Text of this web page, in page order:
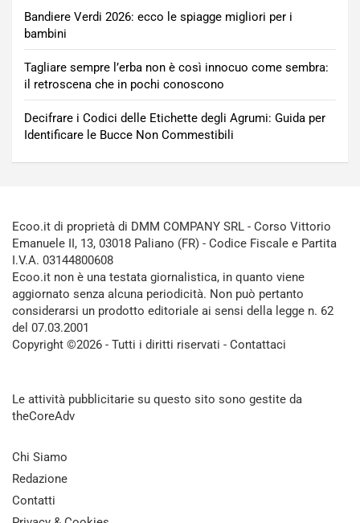
Bandiere Verdi 2026: ecco le spiagge migliori per i
bambini
Tagliare sempre l’erba non è così innocuo come sembra:
il retroscena che in pochi conoscono
Decifrare i Codici delle Etichette degli Agrumi: Guida per
Identificare le Bucce Non Commestibili
Ecoo.it di proprietà di DMM COMPANY SRL - Corso Vittorio
Emanuele II, 13, 03018 Paliano (FR) - Codice Fiscale e Partita
I.V.A. 03144800608
Ecoo.it non è una testata giornalistica, in quanto viene
aggiornato senza alcuna periodicità. Non può pertanto
considerarsi un prodotto editoriale ai sensi della legge n. 62
del 07.03.2001
Copyright ©2026 - Tutti i diritti riservati - Contattaci
Le attività pubblicitarie su questo sito sono gestite da
theCoreAdv
Chi Siamo
Redazione
Contatti